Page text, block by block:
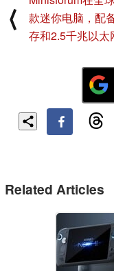
⟨
款迷你电脑，配
存和2.5千兆以太
Related Articles